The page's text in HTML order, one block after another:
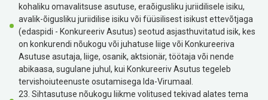
kohaliku omavalitsuse asutuse, eraõigusliku juriidilisele isiku,
avalik-õigusliku juriidilise isiku või füüsilisest isikust ettevõtjaga
(edaspidi - Konkureeriv Asutus) seotud asjasthuvitatud isik, kes
on konkurendi nõukogu või juhatuse liige või Konkureeriva
Asutuse asutaja, liige, osanik, aktsionär, töötaja või nende
abikaasa, sugulane juhul, kui Konkureeriv Asutus tegeleb
tervishoiuteenuste osutamisega Ida-Virumaal.
23. Sihtasutuse nõukogu liikme volitused tekivad alates tema